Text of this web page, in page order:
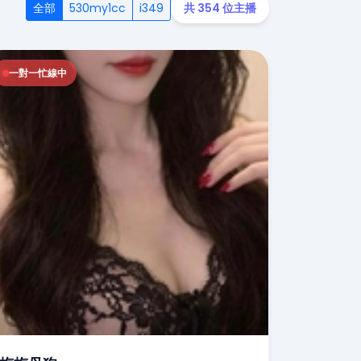
全部 530my1cc i349 共 354 位主播
一對一忙線中